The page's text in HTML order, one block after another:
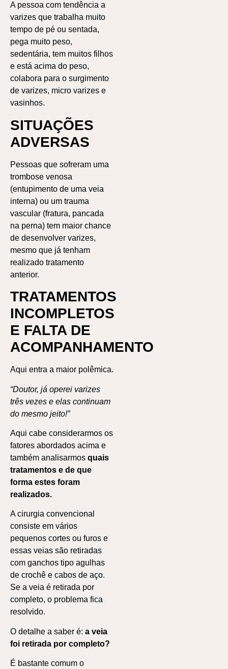
A pessoa com tendência a
varizes que trabalha muito
tempo de pé ou sentada,
pega muito peso,
sedentária, tem muitos filhos
e está acima do peso,
colabora para o surgimento
de varizes, micro varizes e
vasinhos.
SITUAÇÕES
ADVERSAS
Pessoas que sofreram uma
trombose venosa
(entupimento de uma veia
interna) ou um trauma
vascular (fratura, pancada
na perna) tem maior chance
de desenvolver varizes,
mesmo que já tenham
realizado tratamento
anterior.
TRATAMENTOS
INCOMPLETOS
E FALTA DE
ACOMPANHAMENTO
Aqui entra a maior polêmica.
“Doutor, já operei varizes
três vezes e elas continuam
do mesmo jeito!”
Aqui cabe considerarmos os
fatores abordados acima e
também analisarmos quais
tratamentos e de que
forma estes foram
realizados.
A cirurgia convencional
consiste em vários
pequenos cortes ou furos e
essas veias são retiradas
com ganchos tipo agulhas
de crochê e cabos de aço.
Se a veia é retirada por
completo, o problema fica
resolvido.
O detalhe a saber é: a veia
foi retirada por completo?
É bastante comum o